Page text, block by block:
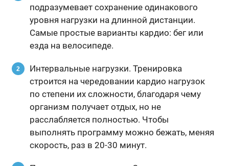
подразумевает сохранение одинакового
уровня нагрузки на длинной дистанции.
Самые простые варианты кардио: бег или
езда на велосипеде.
Интервальные нагрузки. Тренировка
строится на чередовании кардио нагрузок
по степени их сложности, благодаря чему
организм получает отдых, но не
расслабляется полностью. Чтобы
выполнять программу можно бежать, меняя
скорость, раз в 20-30 минут.